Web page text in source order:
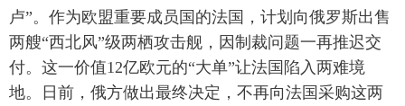
卢”。作为欧盟重要成员国的法国，计划向俄罗斯出售
两艘“西北风”级两栖攻击舰，因制裁问题一再推迟交
付。这一价值12亿欧元的“大单”让法国陷入两难境
地。日前，俄方做出最终决定，不再向法国采购这两